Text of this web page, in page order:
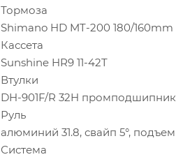
Тормоза
Shimano HD MT-200 180/160mm
Кассета
Sunshine HR9 11-42T
Втулки
DH-901F/R 32H
Руль
алюминий 31.8, свайп 5°,
Система